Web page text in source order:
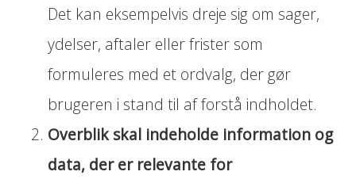
Det kan eksempelvis dreje sig om sager,
ydelser, aftaler eller frister som
formuleres med et ordvalg, der gør
brugeren i stand til af forstå indholdet.
Overblik skal indeholde information og
data, der er relevante for